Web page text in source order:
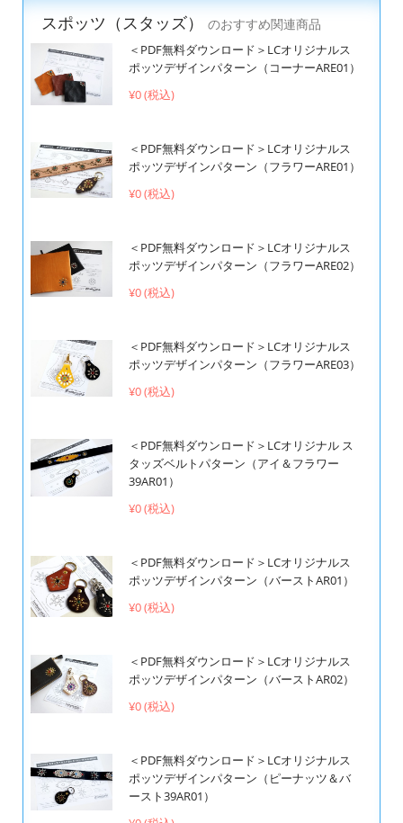
スポッツ（スタッズ）
のおすすめ関連商品
＜PDF無料ダウンロード＞LCオリジナルス
ポッツデザインパターン（コーナーARE01）
¥0 (税込)
＜PDF無料ダウンロード＞LCオリジナルス
ポッツデザインパターン（フラワーARE01）
¥0 (税込)
＜PDF無料ダウンロード＞LCオリジナルス
ポッツデザインパターン（フラワーARE02）
¥0 (税込)
＜PDF無料ダウンロード＞LCオリジナルス
ポッツデザインパターン（フラワーARE03）
¥0 (税込)
＜PDF無料ダウンロード＞LCオリジナル ス
タッズベルトパターン（アイ＆フラワー
39AR01）
¥0 (税込)
＜PDF無料ダウンロード＞LCオリジナルス
ポッツデザインパターン（バーストAR01）
¥0 (税込)
＜PDF無料ダウンロード＞LCオリジナルス
ポッツデザインパターン（バーストAR02）
¥0 (税込)
＜PDF無料ダウンロード＞LCオリジナルス
ポッツデザインパターン（ピーナッツ＆バ
ースト39AR01）